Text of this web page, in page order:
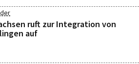
ruft zur Integration von
auf